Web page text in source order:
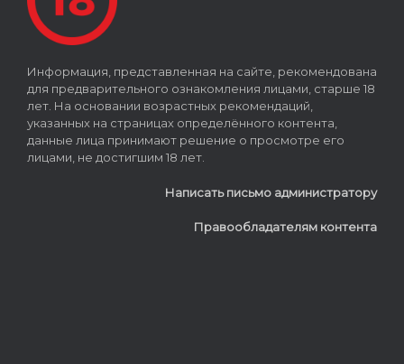
Информация, представленная на сайте, рекомендована
для предварительного ознакомления лицами, старше 18
лет. На основании возрастных рекомендаций,
указанных на страницах определённого контента,
данные лица принимают решение о просмотре его
лицами, не достигшим 18 лет.
Написать письмо администратору
Правообладателям контента